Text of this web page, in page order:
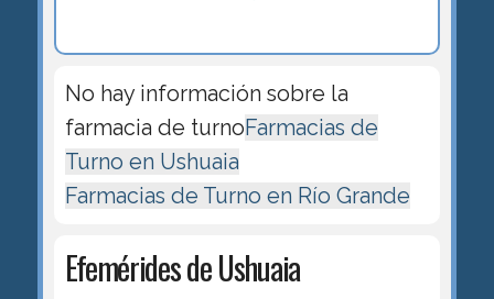
No hay información sobre la
farmacia de turnoFarmacias de
Turno en Ushuaia
Farmacias de Turno en Río Grande
Efemérides de Ushuaia